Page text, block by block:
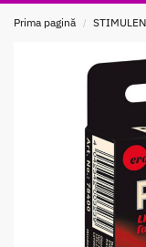
Prima pagină /